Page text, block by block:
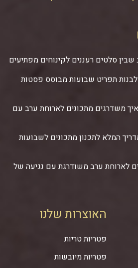
סלטים רעננים לקינוחים מפתיעים
לבנות תפריט שבועות מבוסס פסטות
משדרגים מתכונים לארוחת ערב עם
המלא לתכנון מתכונים לשבועות
לארוחת ערב משודרגת עם נגיעה של
האוצרות שלנו
פטריות טריות
פטריות מיובשות